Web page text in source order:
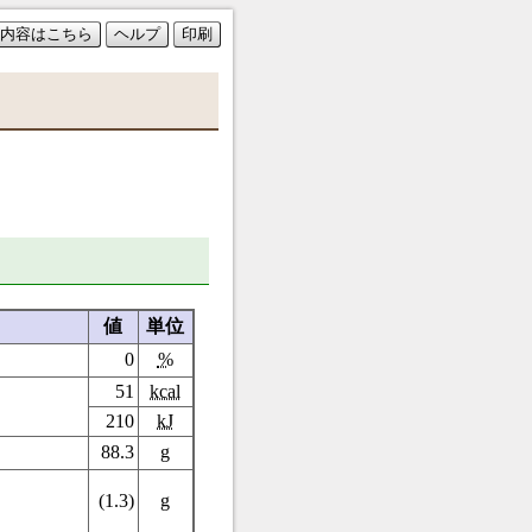
容はこちら ヘルプ 印刷
値
単位
0
%
51
kcal
210
kJ
88.3
g
(1.3) g